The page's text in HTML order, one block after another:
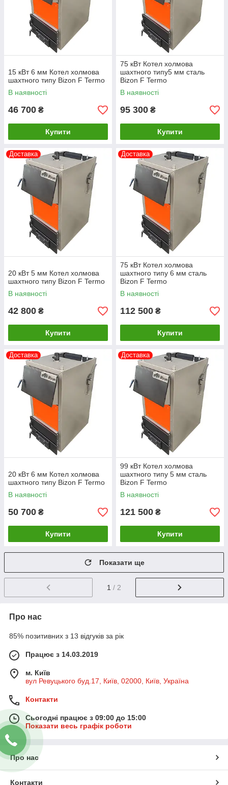
15 кВт 6 мм Котел холмова
шахтного типу Bizon F Termo
В наявності
46 700 ₴
Купити
75 кВт Котел холмова
шахтного типу5 мм сталь
Bizon F Termo
В наявності
95 300 ₴
Купити
Доставка
20 кВт 5 мм Котел холмова
шахтного типу Bizon F Termo
В наявності
42 800 ₴
Купити
Доставка
75 кВт Котел холмова
шахтного типу 6 мм сталь
Bizon F Termo
В наявності
112 500 ₴
Купити
Доставка
20 кВт 6 мм Котел холмова
шахтного типу Bizon F Termo
В наявності
50 700 ₴
Купити
Доставка
99 кВт Котел холмова
шахтного типу 5 мм сталь
Bizon F Termo
В наявності
121 500 ₴
Купити
Показати ще
1 / 2
Про нас
85% позитивних з 13 відгуків за рік
Працює з 14.03.2019
м. Київ
вул Ревуцького буд.17, Київ, 02000, Київ, Україна
Контакти
Сьогодні працює з 09:00 до 15:00
Показати весь графік роботи
Про нас
Контакти